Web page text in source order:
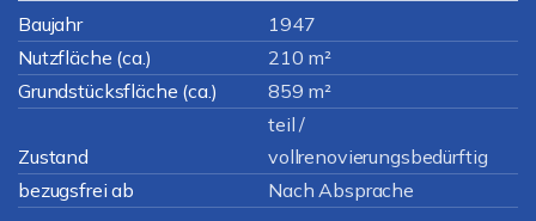
Baujahr
1947
Nutzfläche (ca.)
210 m²
Grundstücksfläche (ca.)
859 m²
Zustand
teil /
vollrenovierungsbedürftig
bezugsfrei ab
Nach Absprache